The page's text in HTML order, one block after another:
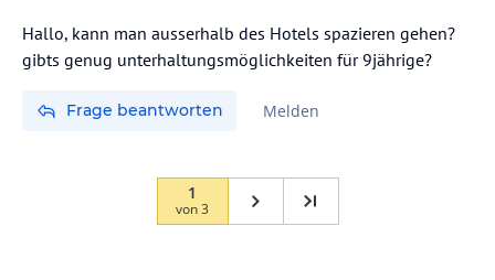
Hallo, kann man ausserhalb des Hotels spazieren gehen?
gibts genug unterhaltungsmöglichkeiten für 9jährige?
Frage beantworten Melden
1
von3